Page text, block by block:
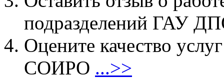
подразделений ГАУ
Оцените качество
СОИРО ...>>